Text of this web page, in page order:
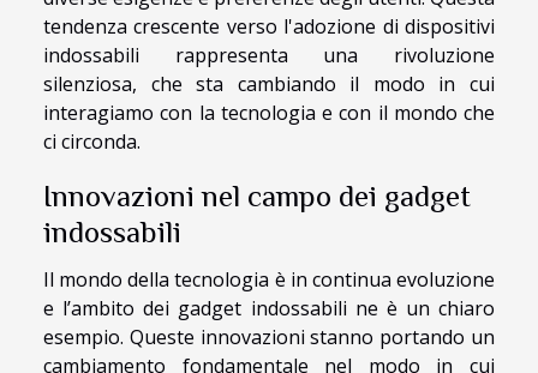
tendenza crescente verso l'adozione di dispositivi
indossabili rappresenta una rivoluzione
silenziosa, che sta cambiando il modo in cui
interagiamo con la tecnologia e con il mondo che
ci circonda.
Innovazioni nel campo dei gadget
indossabili
Il mondo della tecnologia è in continua evoluzione
e l’ambito dei gadget indossabili ne è un chiaro
esempio. Queste innovazioni stanno portando un
cambiamento fondamentale nel modo in cui